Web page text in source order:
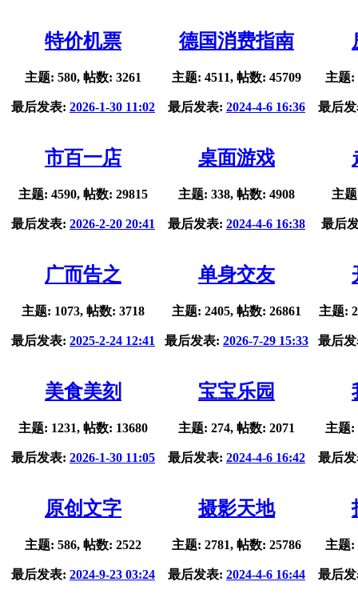
特价机票
主题: 580, 帖数: 3261
最后发表: 2026-1-30 11:02
德国消费指南
主题: 4511, 帖数: 45709
最后发表: 2024-4-6 16:36
主题:
最后
市百一店
主题: 4590, 帖数: 29815
最后发表: 2026-2-20 20:41
桌面游戏
主题: 338, 帖数: 4908
最后发表: 2024-4-6 16:38
主
最后
广而告之
主题: 1073, 帖数: 3718
最后发表: 2025-2-24 12:41
单身交友
主题: 2405, 帖数: 26861
最后发表: 2026-7-29 15:33
主题:
最后
美食美刻
主题: 1231, 帖数: 13680
最后发表: 2026-1-30 11:05
宝宝乐园
主题: 274, 帖数: 2071
最后发表: 2024-4-6 16:42
主题:
最后
原创文字
主题: 586, 帖数: 2522
最后发表: 2024-9-23 03:24
摄影天地
主题: 2781, 帖数: 25786
最后发表: 2024-4-6 16:44
主题:
最后